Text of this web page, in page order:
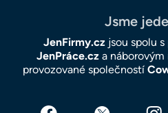
Jsme
JenFirmy.czjsou spolu s
JenPráce.cza náborovým
provozované společností